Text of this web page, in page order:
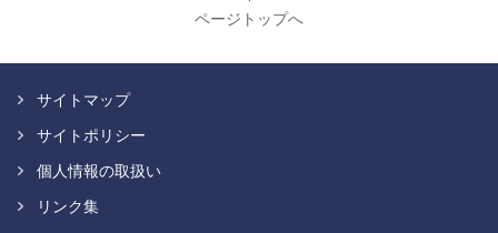
ページトップへ
サイトマップ
サイトポリシー
個人情報の取扱い
リンク集